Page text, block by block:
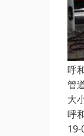
呼
管
大
呼
19-